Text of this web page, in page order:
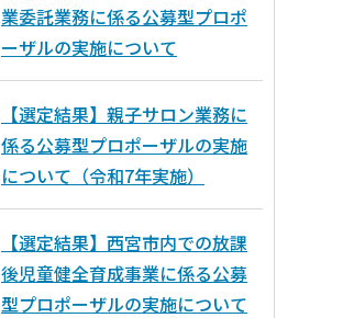
業委託業務に係る公募型プロポ
ーザルの実施について
【選定結果】親子サロン業務に
係る公募型プロポーザルの実施
について（令和7年実施）
【選定結果】西宮市内での放課
後児童健全育成事業に係る公募
型プロポーザルの実施について